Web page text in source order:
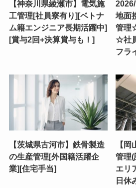
【神奈川県綾瀬市】電気施
工管理[社員寮有り][ベトナ
ム籍エンジニア長期活躍中]
[賞与2回+決算賞与も！]
地面
管理
☆社
フラ
【茨城県古河市】鉄骨製造
の生産管理[外国籍活躍企
業][住宅手当]
【
管理(
エリ
日休